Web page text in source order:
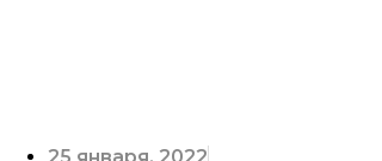
25 января, 2022